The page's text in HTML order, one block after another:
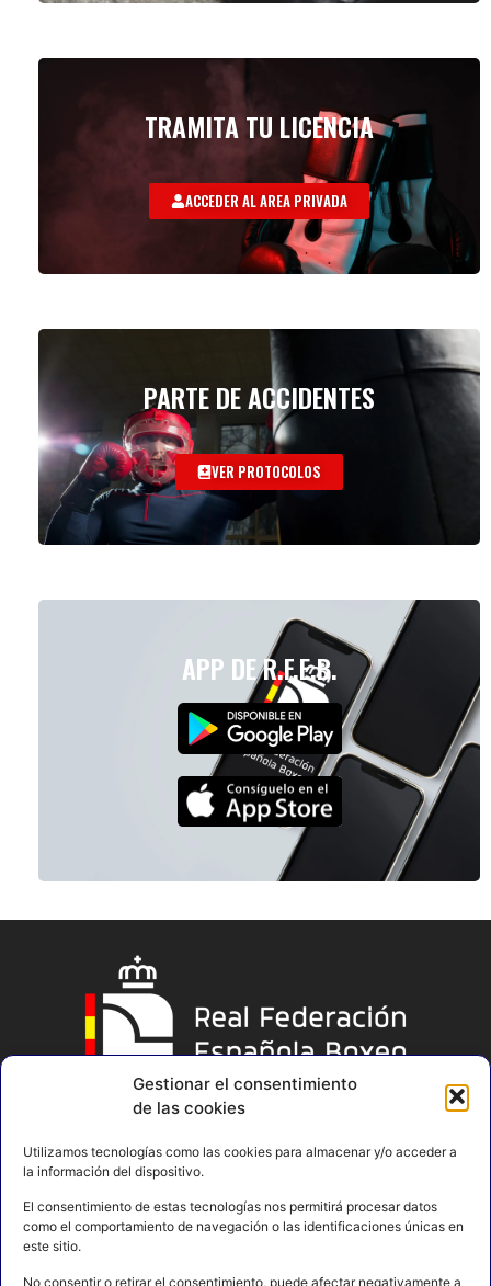
Gestionar el consentimiento
de las cookies
Utilizamos tecnologías como las cookies para almacenar y/o acceder a
la información del dispositivo.
El consentimiento de estas tecnologías nos permitirá procesar datos
como el comportamiento de navegación o las identificaciones únicas en
este sitio.
No consentir o retirar el consentimiento, puede afectar negativamente a
TRAMITA TU LICENCIA
ACCEDER AL AREA PRIVADA
PARTE DE ACCIDENTES
VER PROTOCOLOS
APP DE R.F.E.B.